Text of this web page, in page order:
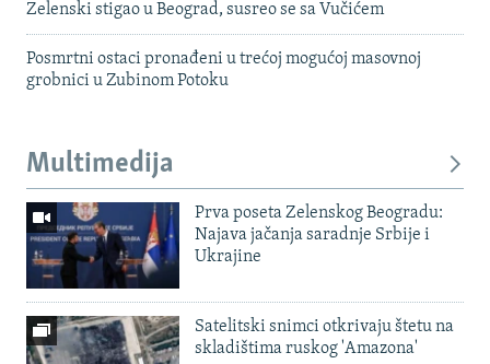
Zelenski stigao u Beograd, susreo se sa Vučićem
Posmrtni ostaci pronađeni u trećoj mogućoj masovnoj
grobnici u Zubinom Potoku
Multimedija
Prva poseta Zelenskog Beogradu:
Najava jačanja saradnje Srbije i
Ukrajine
Satelitski snimci otkrivaju štetu na
skladištima ruskog 'Amazona'